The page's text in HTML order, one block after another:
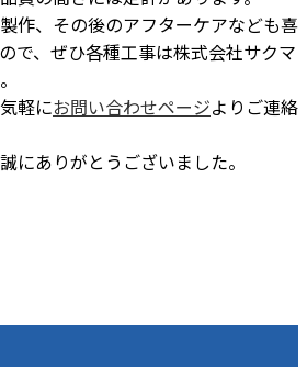
作、その後のアフターケアなども喜
で、ぜひ各種工事は株式会社サクマ
軽にお問い合わせページよりご連絡
にありがとうございました。